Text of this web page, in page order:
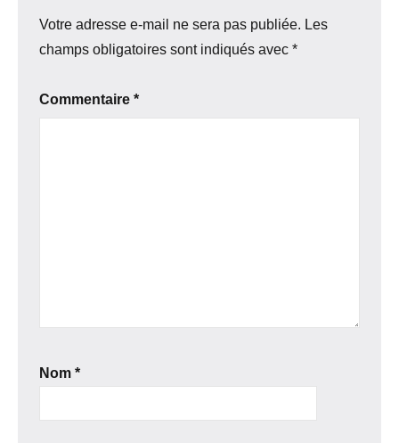
Votre adresse e-mail ne sera pas publiée. Les
champs obligatoires sont indiqués avec *
Commentaire *
Nom *